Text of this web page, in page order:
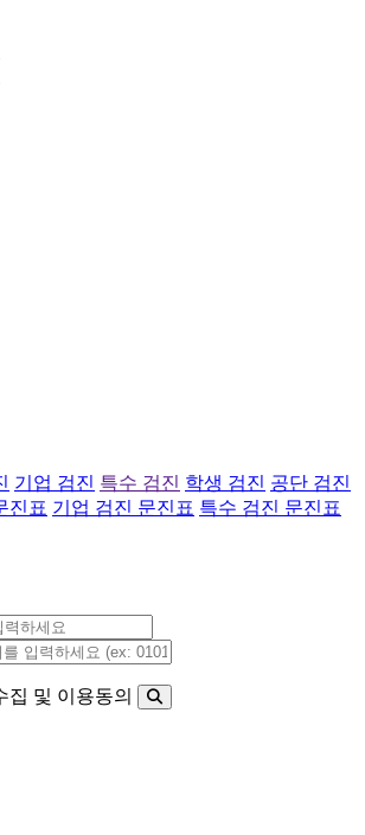
기업 검진 특수 검진 학생 검진 공단 검진
진표 기업 검진 문진표 특수 검진 문진표
집 및 이용동의